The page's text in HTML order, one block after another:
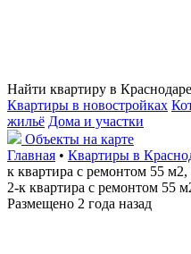
Найти квартиру в Краснодаре
Квартиры в новостройках
жильё Дома и участки
Объекты на карте
Главная • Квартиры в
к квартира с ремонтом 55
2-к квартира с ремонтом 55
Размещено 2 года назад